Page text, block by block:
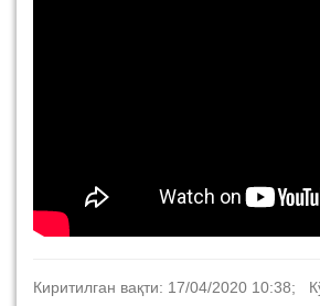
Киритилган вақти: 17/04/2020 10:38;